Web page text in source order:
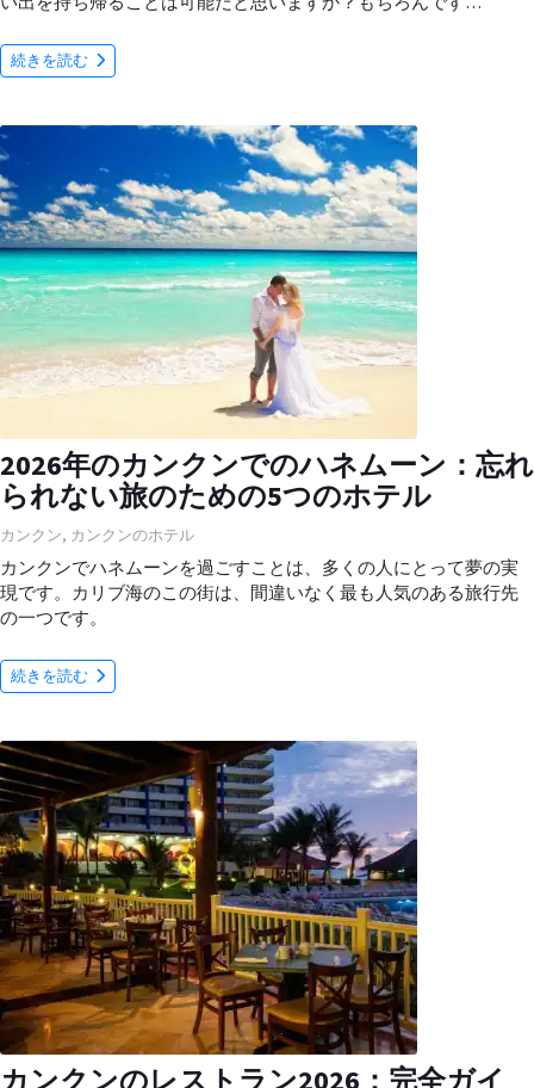
続きを読む
2026年のカンクンでのハネムーン：忘れ
られない旅のための5つのホテル
カンクン, カンクンのホテル
カンクンでハネムーンを過ごすことは、多くの人にとって夢の実
現です。カリブ海のこの街は、間違いなく最も人気のある旅行先
の一つです。
続きを読む